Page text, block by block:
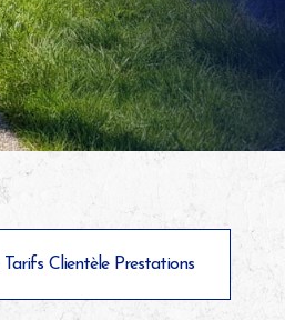
Tarifs Clientèle Prestations